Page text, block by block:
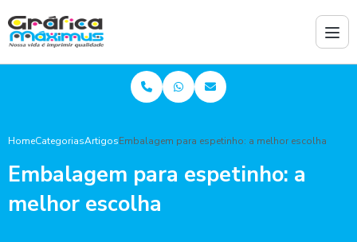
HomeCategoriasArtigosEmbalagem para espetinho: a melhor escolha
Embalagem para espetinho: a
melhor escolha